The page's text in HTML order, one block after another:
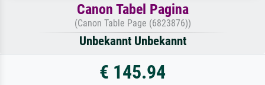
Canon Tabel Pagina
(Canon Table Page (6823876))
Unbekannt Unbekannt
€ 145.94